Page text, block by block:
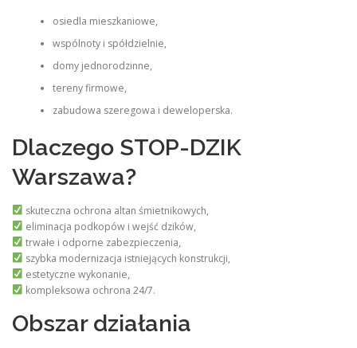
osiedla mieszkaniowe,
wspólnoty i spółdzielnie,
domy jednorodzinne,
tereny firmowe,
zabudowa szeregowa i deweloperska.
Dlaczego STOP-DZIK
Warszawa?
skuteczna ochrona altan śmietnikowych,
eliminacja podkopów i wejść dzików,
trwałe i odporne zabezpieczenia,
szybka modernizacja istniejących konstrukcji,
estetyczne wykonanie,
kompleksowa ochrona 24/7.
Obszar działania